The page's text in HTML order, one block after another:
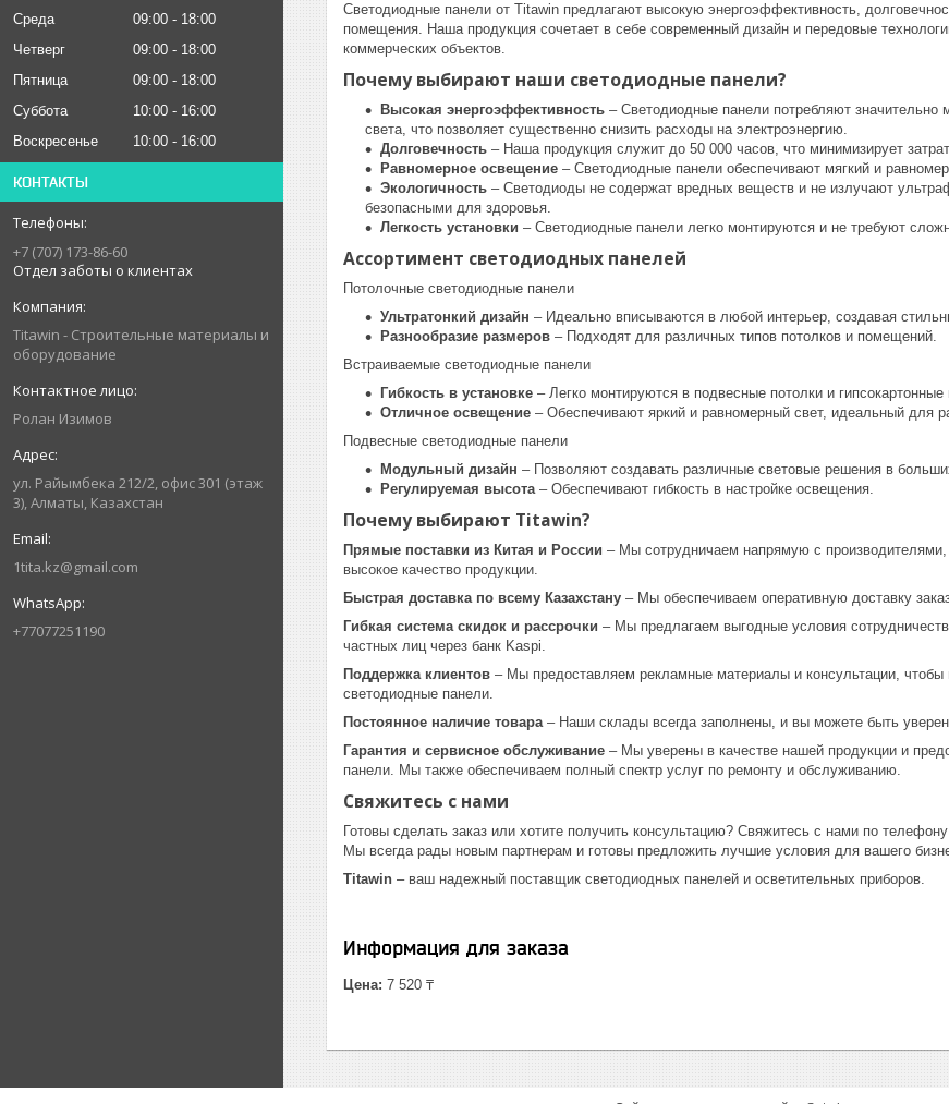
Среда
09:00
18:00
Четверг
09:00
18:00
Пятница
09:00
18:00
Суббота
10:00
16:00
Воскресенье
10:00 16:00
КОНТАКТЫ
+7 (707) 173-86-60
Отдел заботы о клиентах
Titawin - Строительные материалы и
оборудование
Ролан Изимов
ул. Райымбека 212/2, офис 301 (этаж
3), Алматы, Казахстан
1tita.kz@gmail.com
+77077251190
Светодиодные панели от Titawin предлагают высокую энергоэффективность,
помещения. Наша продукция сочетает в себе современный дизайн и передовые
коммерческих объектов.
Почему выбирают наши светодиодные панели?
Высокая энергоэффективность – Светодиодные панели потребляют
света, что позволяет существенно снизить расходы на электроэнергию.
Долговечность – Наша продукция служит до 50 000 часов, что минимизирует
Равномерное освещение – Светодиодные панели обеспечивают мягкий и
Экологичность – Светодиоды не содержат вредных веществ и не излучают
безопасными для здоровья.
Легкость установки – Светодиодные панели легко монтируются и не требуют
Ассортимент светодиодных панелей
Потолочные светодиодные панели
Ультратонкий дизайн – Идеально вписываются в любой интерьер, создавая
Разнообразие размеров – Подходят для различных типов потолков и помещений.
Встраиваемые светодиодные панели
Гибкость в установке – Легко монтируются в подвесные потолки и гипсокартонные
Отличное освещение – Обеспечивают яркий и равномерный свет, идеальный для
Подвесные светодиодные панели
Модульный дизайн – Позволяют создавать различные световые решения в
Регулируемая высота– Обеспечивают гибкость в настройке освещения.
Почему выбирают Titawin?
Прямые поставки из Китая и России – Мы сотрудничаем напрямую с производителями,
высокое качество продукции.
Быстрая доставка по всему Казахстану – Мы обеспечиваем оперативную доставку
Гибкая система скидок и рассрочки – Мы предлагаем выгодные условия
частных лиц через банк Kaspi.
Поддержка клиентов – Мы предоставляем рекламные материалы и консультации,
светодиодные панели.
Постоянное наличие товара– Наши склады всегда заполнены, и вы можете быть
Гарантия и сервисное обслуживание – Мы уверены в качестве нашей продукции и
панели. Мы также обеспечиваем полный спектр услуг по ремонту и обслуживанию.
Свяжитесь с нами
Готовы сделать заказ или хотите получить консультацию? Свяжитесь с нами по
Мы всегда рады новым партнерам и готовы предложить лучшие условия для вашего
Titawin – ваш надежный поставщик светодиодных панелей и осветительных приборов.
Информация для заказа
Цена: 7 520 ₸